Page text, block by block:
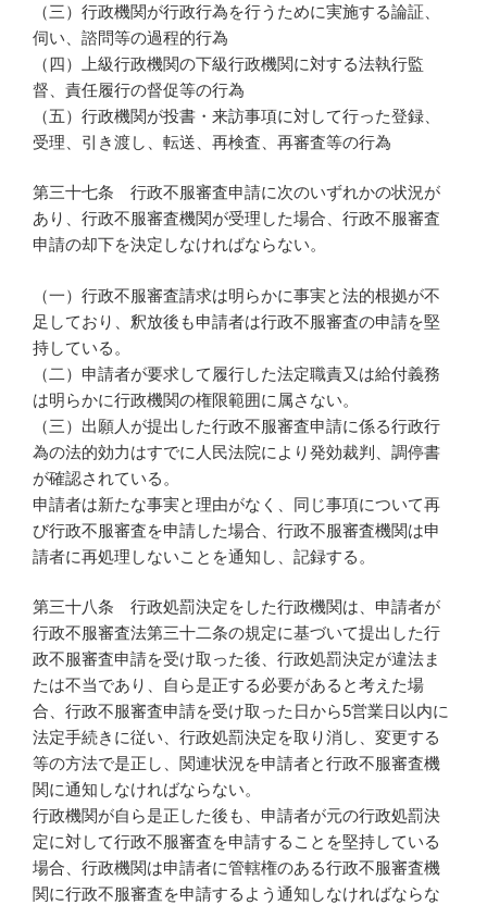
（三）行政機関が行政行為を行うために実施する論証、
伺い、諮問等の過程的行為
（四）上級行政機関の下級行政機関に対する法執行監
督、責任履行の督促等の行為
（五）行政機関が投書・来訪事項に対して行った登録、
受理、引き渡し、転送、再検査、再審査等の行為
第三十七条 行政不服審査申請に次のいずれかの状況が
あり、行政不服審査機関が受理した場合、行政不服審査
申請の却下を決定しなければならない。
（一）行政不服審査請求は明らかに事実と法的根拠が不
足しており、釈放後も申請者は行政不服審査の申請を堅
持している。
（二）申請者が要求して履行した法定職責又は給付義務
は明らかに行政機関の権限範囲に属さない。
（三）出願人が提出した行政不服審査申請に係る行政行
為の法的効力はすでに人民法院により発効裁判、調停書
が確認されている。
申請者は新たな事実と理由がなく、同じ事項について再
び行政不服審査を申請した場合、行政不服審査機関は申
請者に再処理しないことを通知し、記録する。
第三十八条 行政処罰決定をした行政機関は、申請者が
行政不服審査法第三十二条の規定に基づいて提出した行
政不服審査申請を受け取った後、行政処罰決定が違法ま
たは不当であり、自ら是正する必要があると考えた場
合、行政不服審査申請を受け取った日から5営業日以内に
法定手続きに従い、行政処罰決定を取り消し、変更する
等の方法で是正し、関連状況を申請者と行政不服審査機
関に通知しなければならない。
行政機関が自ら是正した後も、申請者が元の行政処罰決
定に対して行政不服審査を申請することを堅持している
場合、行政機関は申請者に管轄権のある行政不服審査機
関に行政不服審査を申請するよう通知しなければならな